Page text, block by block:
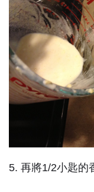
5. 再將1/2小匙的